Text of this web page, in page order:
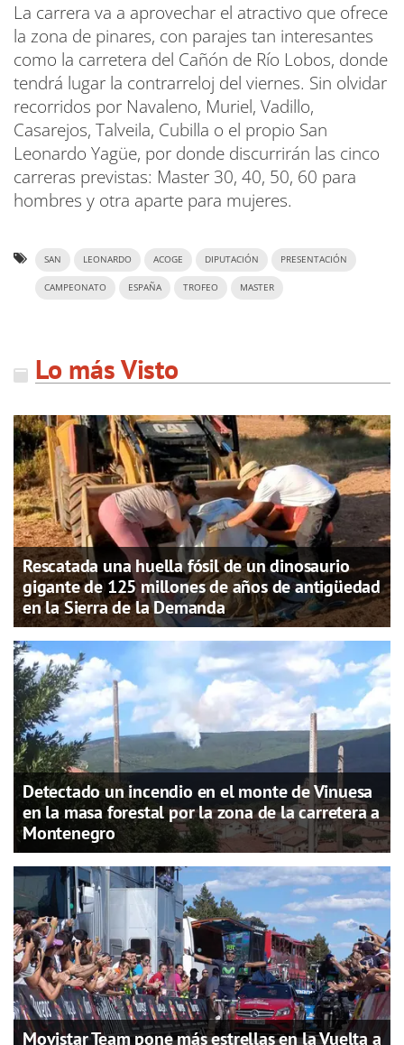
La carrera va a aprovechar el atractivo que ofrece
la zona de pinares, con parajes tan interesantes
como la carretera del Cañón de Río Lobos, donde
tendrá lugar la contrarreloj del viernes. Sin olvidar
recorridos por Navaleno, Muriel, Vadillo,
Casarejos, Talveila, Cubilla o el propio San
Leonardo Yagüe, por donde discurrirán las cinco
carreras previstas: Master 30, 40, 50, 60 para
hombres y otra aparte para mujeres.
SAN LEONARDO ACOGE DIPUTACIÓN PRESENTACIÓN
CAMPEONATO ESPAÑA TROFEO MASTER
Lo más Visto
Rescatada una huella fósil de un dinosaurio
gigante de 125 millones de años de antigüedad
en la Sierra de la Demanda
Detectado un incendio en el monte de Vinuesa
en la masa forestal por la zona de la carretera a
Montenegro
Movistar Team pone más estrellas en la Vuelta a